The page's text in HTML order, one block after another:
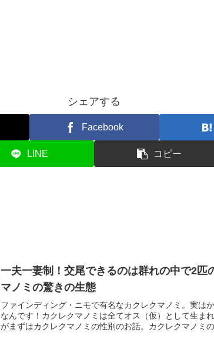
シェアする
Facebook
LINE コピー
一夫一妻制！交尾できるのは群れの中で2匹
マノミの驚きの生態
ファインディング・ニモで有名なカクレクマノミ。実は
なんです！カクレクマノミは全てオス（仮）として生ま
がまずはカクレクマノミの性別のお話。カクレクマノミの